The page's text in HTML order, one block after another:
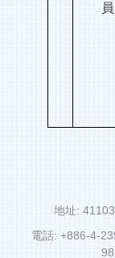
員
地址:
電話: +886-4-